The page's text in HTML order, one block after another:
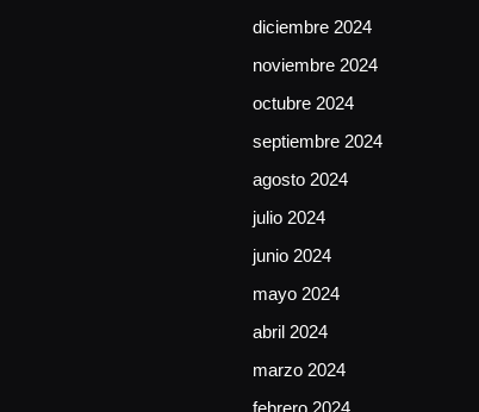
diciembre 2024
noviembre 2024
octubre 2024
septiembre 2024
agosto 2024
julio 2024
junio 2024
mayo 2024
abril 2024
marzo 2024
febrero 2024